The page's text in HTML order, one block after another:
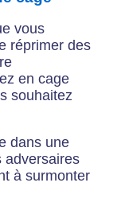
vous
réprimer des
en cage
souhaitez
dans une
adversaires
à surmonter